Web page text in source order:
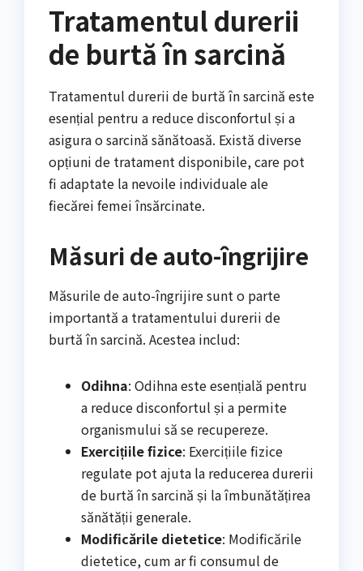
Tratamentul durerii
de burtă în sarcină
Tratamentul durerii de burtă în sarcină este
esențial pentru a reduce disconfortul și a
asigura o sarcină sănătoasă. Există diverse
opțiuni de tratament disponibile, care pot
fi adaptate la nevoile individuale ale
fiecărei femei însărcinate.
Măsuri de auto-îngrijire
Măsurile de auto-îngrijire sunt o parte
importantă a tratamentului durerii de
burtă în sarcină. Acestea includ:
Odihna: Odihna este esențială pentru
a reduce disconfortul și a permite
organismului să se recupereze.
Exercițiile fizice: Exercițiile fizice
regulate pot ajuta la reducerea durerii
de burtă în sarcină și la îmbunătățirea
sănătății generale.
Modificările dietetice: Modificările
dietetice, cum ar fi consumul de